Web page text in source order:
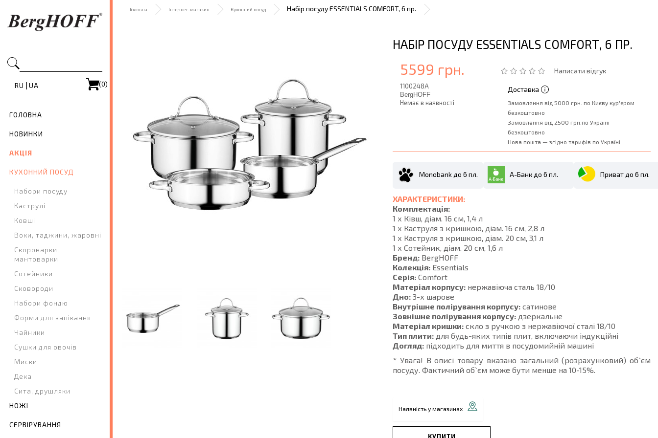
RU | UA (0)
ГОЛОВНА
НОВИНКИ
АКЦІЯ
КУХОННИЙ ПОСУД
Набори посуду
Каструлі
Ковші
Воки, таджини, жаровні
Скороварки,
мантоварки
Сотейники
Сковороди
Набори фондю
Форми для запікання
Чайники
Сушки для овочів
Миски
Дека
Сита, друшляки
НОЖІ
СЕРВІРУВАННЯ
Головна Інтернет-магазин Кухонний посуд Набір посуду ESSENTIALS COMFORT, 6 пр.
НАБІР ПОСУДУ ESSENTIALS COMFORT, 6 ПР.
Написати відгук
5599 грн.
1100248A
BergHOFF
Немає в наявності
Доставка
Замовлення від 5000 грн. по Києву кур'єром
безкоштовно
Замовлення від 2500 грн.по Україні
безкоштовно
Нова пошта — згідно тарифів по Україні
Monobank до 6 пл. А-Банк до 6 пл. Приват до 6 пл.
ХАРАКТЕРИСТИКИ:
Комплектація:
1 х Ківш, діам. 16 см, 1,4 л
1 х Каструля з кришкою, діам. 16 см, 2,8 л
1 х Каструля з кришкою, діам. 20 см, 3,1 л
1 х Сотейник, діам. 20 см, 1,6 л
Бренд: BergHOFF
Колекція: Essentials
Серія: Comfort
Матеріал корпусу: нержавіюча сталь 18/10
Дно: 3-х шарове
Внутрішне полірування корпусу: сатинове
Зовнішне полірування корпусу: дзеркальне
Матеріал кришки: скло з ручкою з нержавіючої сталі 18/10
Тип плити: для будь-яких типів плит, включаючи індукційні
Догляд: підходить для миття в посудомийній машині
* Увага! В описі товару вказано загальний (розрахунковий) об`єм
посуду. Фактичний об`єм може бути менше на 10-15%.
Наявність у магазинах